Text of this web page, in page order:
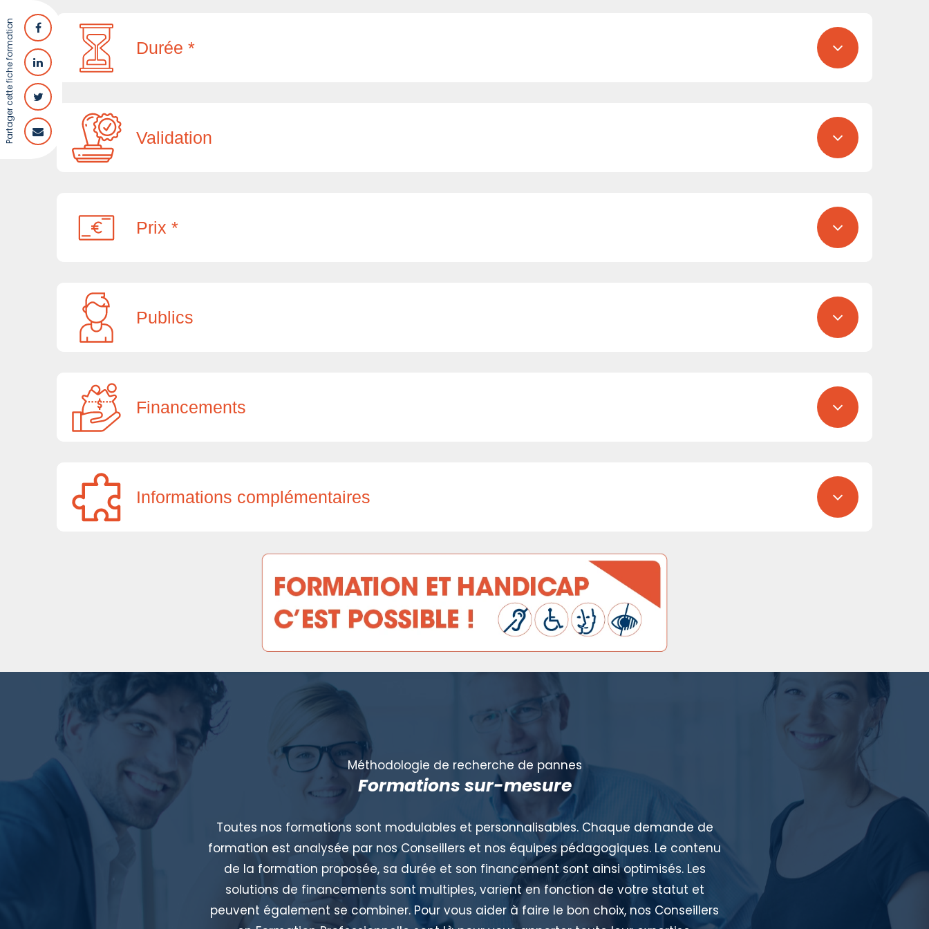
Partager cette fiche formation Durée *
Validation
Prix *
Publics
Financements
Informations complémentaires
Méthodologie de recherche de pannes
Formations sur-mesure
Toutes nos formations sont modulables et personnalisables. Chaque demande de
formation est analysée par nos Conseillers et nos équipes pédagogiques. Le contenu
de la formation proposée, sa durée et son financement sont ainsi optimisés. Les
solutions de financements sont multiples, varient en fonction de votre statut et
peuvent également se combiner. Pour vous aider à faire le bon choix, nos Conseillers